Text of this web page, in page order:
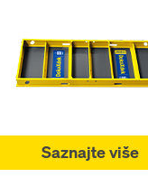
Saznajte više